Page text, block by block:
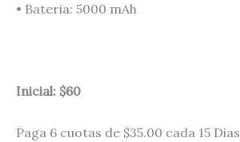
• Bateria: 5000 mAh
Inicial: $60
Paga 6 cuotas de $35.00 cada 15 Dias